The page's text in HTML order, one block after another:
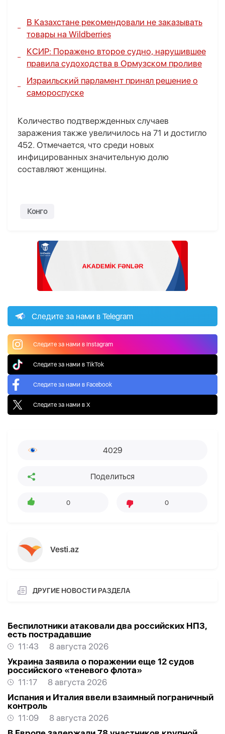
В Казахстане рекомендовали не заказывать
товары на Wildberries
КСИР: Поражено второе судно, нарушившее
правила судоходства в Ормузском проливе
Израильский парламент принял решение о
самороспуске
Количество подтвержденных случаев
заражения также увеличилось на 71 и достигло
452. Отмечается, что среди новых
инфицированных значительную долю
составляют женщины.
Конго
Следите за нами в Telegram
Следите за нами в Instagram
Следите за нами в TikTok
Следите за нами в Facebook
Следите за нами в X
4029
Поделиться
0 0
Vesti.az
ДРУГИЕ НОВОСТИ РАЗДЕЛА
Беспилотники атаковали два российских НПЗ,
есть пострадавшие
11:43
8 августа 2026
Украина заявила о поражении еще 12 судов
российского «теневого флота»
11:17
8 августа 2026
Испания и Италия ввели взаимный пограничный
контроль
11:09
8 августа 2026